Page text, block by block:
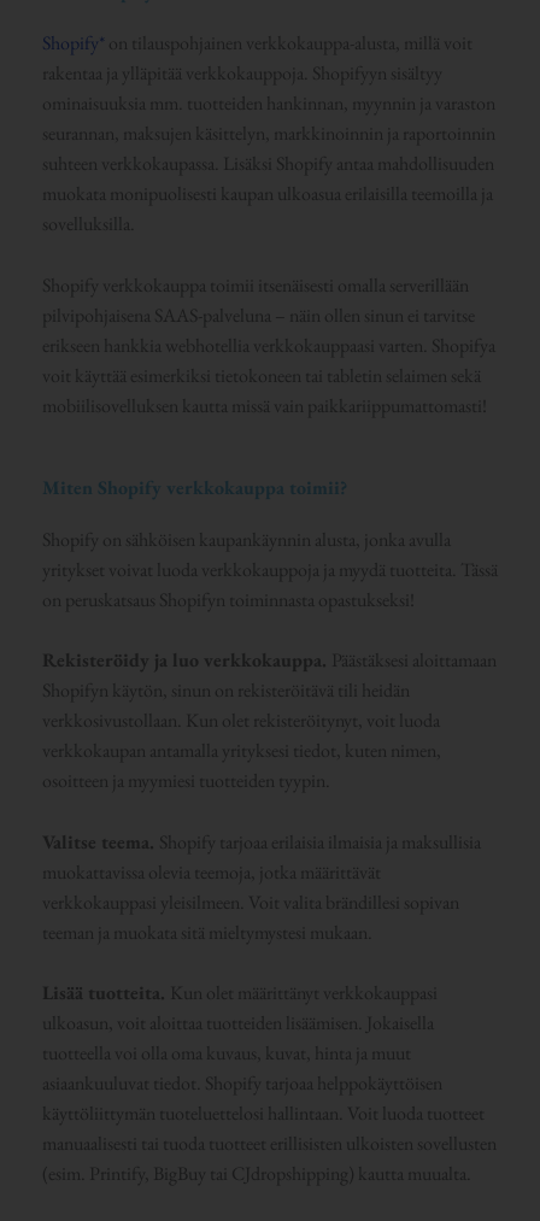
Shopify* on tilauspohjainen verkkokauppa-alusta, millä voit
rakentaa ja ylläpitää verkkokauppoja. Shopifyyn sisältyy
ominaisuuksia mm. tuotteiden hankinnan, myynnin ja varaston
seurannan, maksujen käsittelyn, markkinoinnin ja raportoinnin
suhteen verkkokaupassa. Lisäksi Shopify antaa mahdollisuuden
muokata monipuolisesti kaupan ulkoasua erilaisilla teemoilla ja
sovelluksilla.
Shopify verkkokauppa toimii itsenäisesti omalla serverillään
pilvipohjaisena SAAS-palveluna – näin ollen sinun ei tarvitse
erikseen hankkia webhotellia verkkokauppaasi varten. Shopifya
voit käyttää esimerkiksi tietokoneen tai tabletin selaimen sekä
mobiilisovelluksen kautta missä vain paikkariippumattomasti!
Miten Shopify verkkokauppa toimii?
Shopify on sähköisen kaupankäynnin alusta, jonka avulla
yritykset voivat luoda verkkokauppoja ja myydä tuotteita. Tässä
on peruskatsaus Shopifyn toiminnasta opastukseksi!
Rekisteröidy ja luo verkkokauppa. Päästäksesi aloittamaan
Shopifyn käytön, sinun on rekisteröitävä tili heidän
verkkosivustollaan. Kun olet rekisteröitynyt, voit luoda
verkkokaupan antamalla yrityksesi tiedot, kuten nimen,
osoitteen ja myymiesi tuotteiden tyypin.
Valitse teema. Shopify tarjoaa erilaisia ilmaisia ja maksullisia
muokattavissa olevia teemoja, jotka määrittävät
verkkokauppasi yleisilmeen. Voit valita brändillesi sopivan
teeman ja muokata sitä mieltymystesi mukaan.
Lisää tuotteita. Kun olet määrittänyt verkkokauppasi
ulkoasun, voit aloittaa tuotteiden lisäämisen. Jokaisella
tuotteella voi olla oma kuvaus, kuvat, hinta ja muut
asiaankuuluvat tiedot. Shopify tarjoaa helppokäyttöisen
käyttöliittymän tuoteluettelosi hallintaan. Voit luoda tuotteet
manuaalisesti tai tuoda tuotteet erillisisten ulkoisten sovellusten
(esim. Printify, BigBuy tai CJdropshipping) kautta muualta.